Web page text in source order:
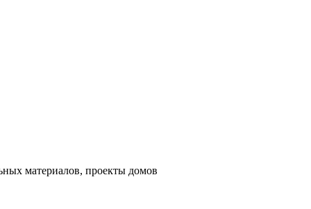
материалов, проекты домов